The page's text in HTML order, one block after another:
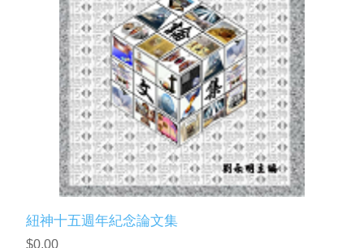
紐神十五週年紀念論文集
$0.00